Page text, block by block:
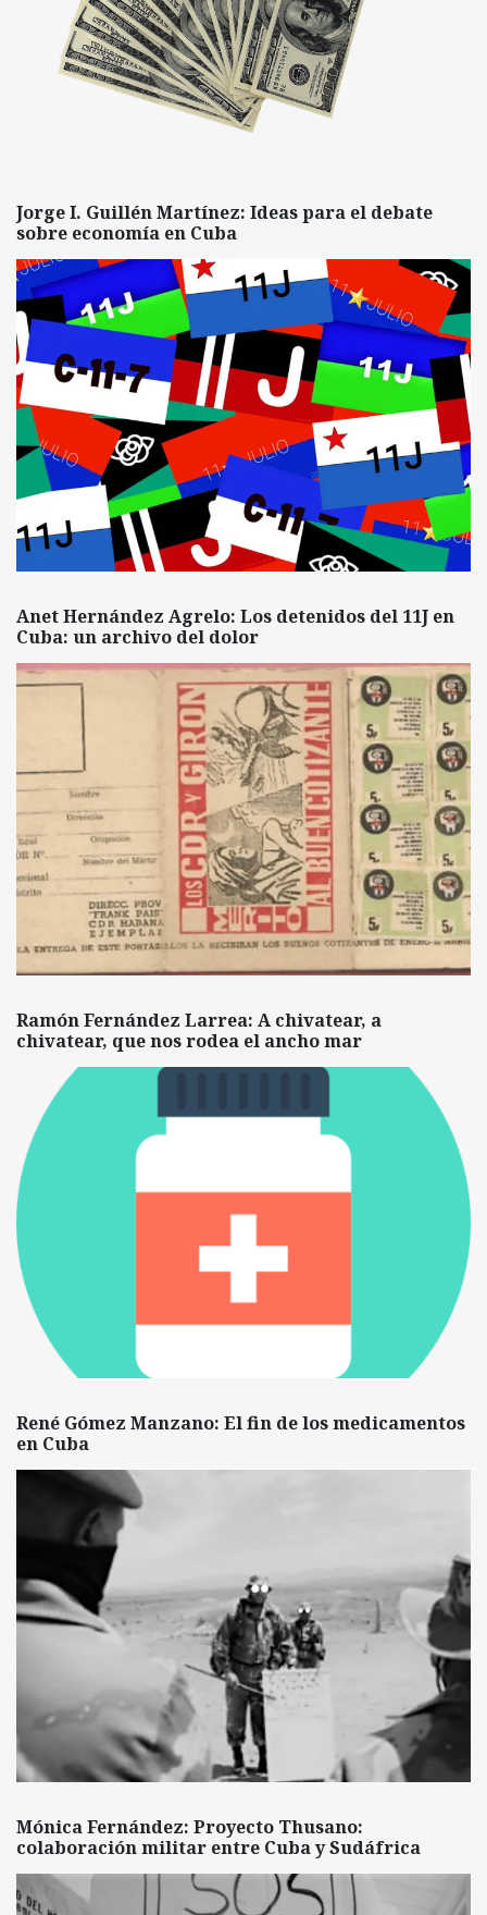
Jorge I. Guillén Martínez: Ideas para el debate
sobre economía en Cuba
Anet Hernández Agrelo: Los detenidos del 11J en
Cuba: un archivo del dolor
Ramón Fernández Larrea: A chivatear, a
chivatear, que nos rodea el ancho mar
René Gómez Manzano: El fin de los medicamentos
en Cuba
Mónica Fernández: Proyecto Thusano:
colaboración militar entre Cuba y Sudáfrica